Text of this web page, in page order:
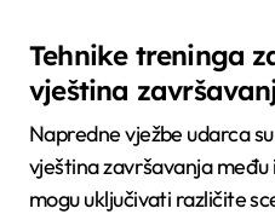
Tehnike treninga
vještina
Napredne vježbe udarca
vještina završavanja
mogu uključivati različite